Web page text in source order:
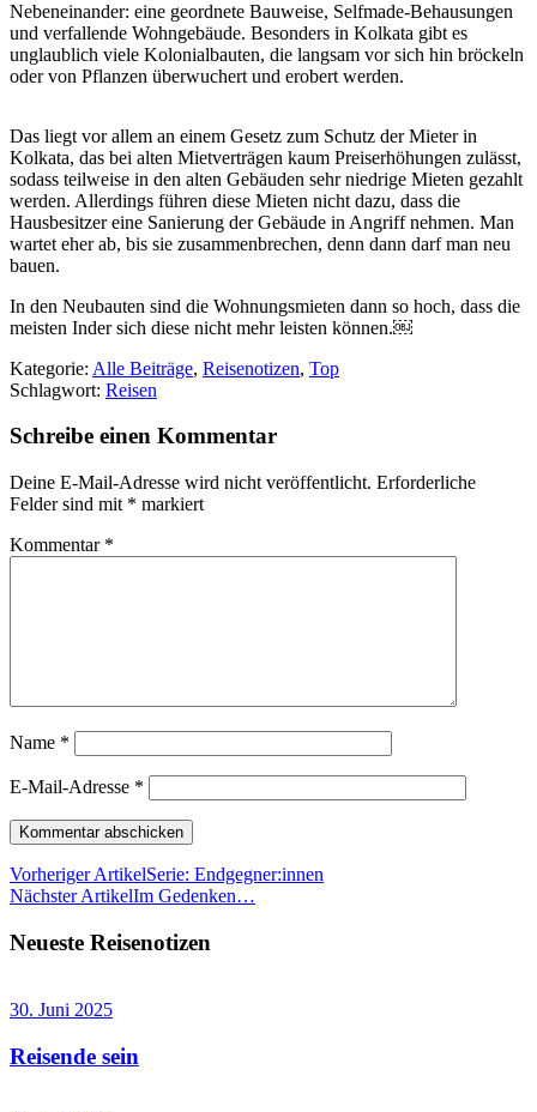
Nebeneinander: eine geordnete Bauweise, Selfmade-Behausungen
und verfallende Wohngebäude. Besonders in Kolkata gibt es
unglaublich viele Kolonialbauten, die langsam vor sich hin bröckeln
oder von Pflanzen überwuchert und erobert werden.
Das liegt vor allem an einem Gesetz zum Schutz der Mieter in
Kolkata, das bei alten Mietverträgen kaum Preiserhöhungen zulässt,
sodass teilweise in den alten Gebäuden sehr niedrige Mieten gezahlt
werden. Allerdings führen diese Mieten nicht dazu, dass die
Hausbesitzer eine Sanierung der Gebäude in Angriff nehmen. Man
wartet eher ab, bis sie zusammenbrechen, denn dann darf man neu
bauen.
In den Neubauten sind die Wohnungsmieten dann so hoch, dass die
meisten Inder sich diese nicht mehr leisten können.￼
Kategorie: Alle Beiträge, Reisenotizen, Top
Schlagwort: Reisen
Schreibe einen Kommentar
Deine E-Mail-Adresse wird nicht veröffentlicht. Erforderliche
Felder sind mit * markiert
Kommentar *
Name *
E-Mail-Adresse *
Vorheriger ArtikelSerie: Endgegner:innen
Nächster ArtikelIm Gedenken…
Neueste Reisenotizen
30. Juni 2025
Reisende sein